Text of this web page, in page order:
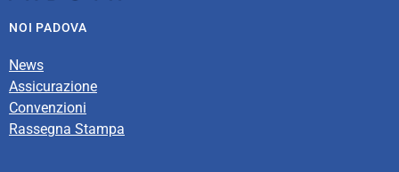
NOI PADOVA
News
Assicurazione
Convenzioni
Rassegna Stampa